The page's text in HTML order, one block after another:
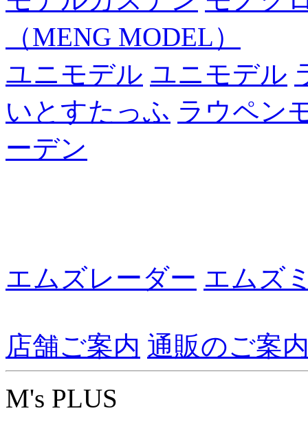
（MENG MODEL）
ユニモデル ユニモデル
いとすたっふ ラウペン
ーデン
エムズレーダー エムズ
店舗ご案内 通販のご案
M's PLUS